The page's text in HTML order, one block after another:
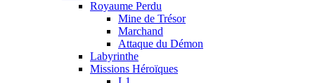
Royaume Perdu
Mine de Trésor
Marchand
Attaque du Démon
Labyrinthe
Missions Héroïques